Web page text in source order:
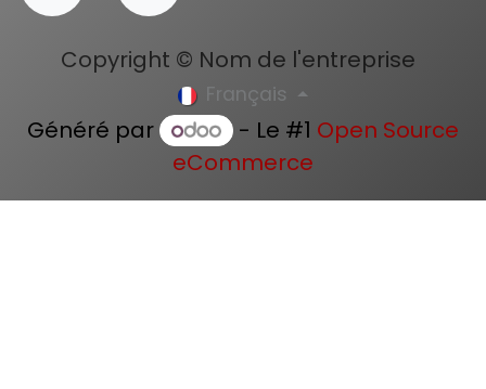
Copyright © Nom de l'entreprise
Français
Généré par - Le #1 Open Source
eCommerce